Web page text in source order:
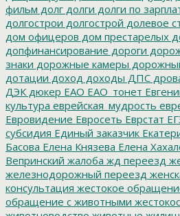
фильм долг долги долги по
долгострои долгострой долевое
дом офицеров дом престарелых
допфинансирование дороги
знаки дорожные камеры
дотации доход доходы ДПС
ДЭК дюкер ЕАО ЕАО_тонет
культура еврейская_мудрость
Евровидение Евросеть Еврстат
субсидия Единый заказчик
Басова Елена Князева Елена
Вепринский жалоба жд переезд
железнодорожный переезд
консультация жестокое
обращение с животными